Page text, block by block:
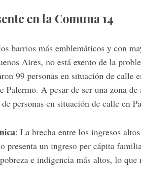
enla Comuna 14
barrios más emblemáticos y con
Aires, no está exento de la
99 personas en situación de calle
Palermo. A pesar de ser una zona de
de personas en situación de calle en
: La brecha entre los ingresos altos
presenta un ingreso per cápita
pobreza e indigencia más altos, lo que